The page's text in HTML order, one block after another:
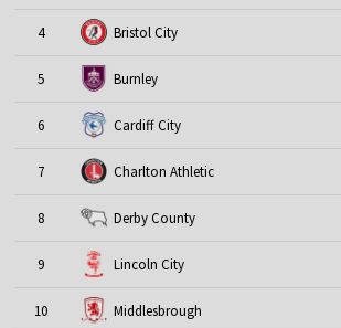
4 Bristol City
5 Burnley
6 Cardiff City
7 Charlton Athletic
8 Derby County
9 Lincoln City
10 Middlesbrough